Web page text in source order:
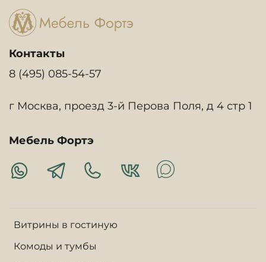
Витрины в гостиную
Комоды и тумбы
Контакты
8 (495) 085-54-57
г Москва, проезд 3-й Перова Поля, д 4 стр 1
Мебель Фортэ